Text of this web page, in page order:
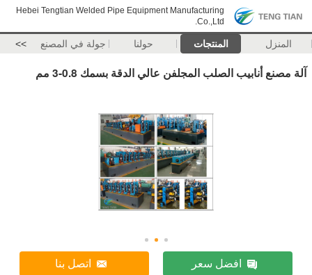
Hebei Tengtian Welded Pipe Equipment Manufacturing
Co.,Ltd.
المنزل المنتجات حولنا جولة في المصنع >>
آلة مصنع أنابيب الصلب المجلفن عالي الدقة بسمك 0.8-3 مم
افضل سعر اتصل بنا